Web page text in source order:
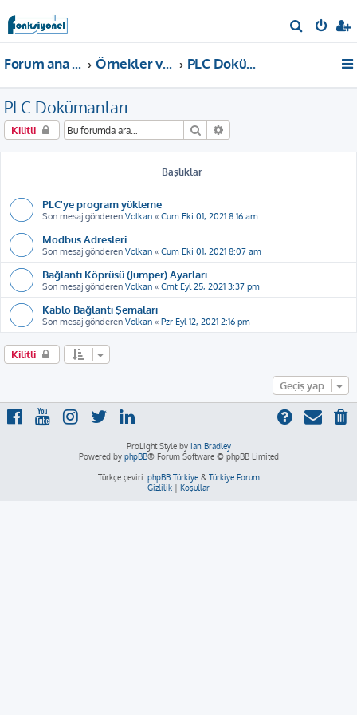
r
Forum ana sayfa Örnekler ve Dokümanlar PLC Dokümanları
PLC Dokümanları
Kilitli Ara
Başlıklar
PLC'ye program yükleme
Son mesaj gönderen Volkan « Cum Eki 01, 2021 8:16 am
Modbus Adresleri
Son mesaj gönderen Volkan « Cum Eki 01, 2021 8:07 am
Bağlantı Köprüsü (Jumper) Ayarları
Son mesaj gönderen Volkan « Cmt Eyl 25, 2021 3:37 pm
Kablo Bağlantı Şemaları
Son mesaj gönderen Volkan « Pzr Eyl 12, 2021 2:16 pm
Kilitli
Geçiş yap
ProLight Style by Ian Bradley
Powered by phpBB® Forum Software © phpBB Limited
Türkçe çeviri: phpBB Türkiye& Türkiye Forum
Gizlilik | Koşullar